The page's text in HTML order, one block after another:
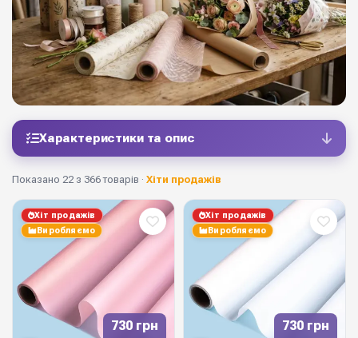
Характеристики та опис
Показано 22 з 366 товарів · Хіти продажів
730 грн
Хіт продажів
Виробляємо
730 грн
Хіт продажів
Виробляємо